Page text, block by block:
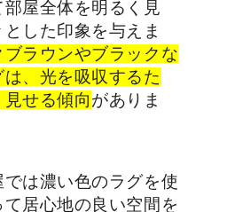
屋全体を明るく見
した印象を与えま
ブラウンやブラックな
、光を吸収するた
せる傾向がありま
は濃い色のラグを使
居心地の良い空間を